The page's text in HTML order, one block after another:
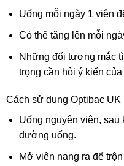
Uống mỗi ngày 1 viên
Có thể tăng lên mỗi
Những đối tượng mắc
trọng cần hỏi ý kiến
Cách sử dụng Optibac UK
Uống nguyên viên, sau
đường uống.
Mở viên nang ra để